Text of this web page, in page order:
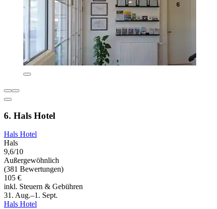
6. Hals Hotel
Hals Hotel
Hals
9,6/10
Außergewöhnlich
(381 Bewertungen)
105 €
inkl. Steuern & Gebühren
31. Aug.–1. Sept.
Hals Hotel